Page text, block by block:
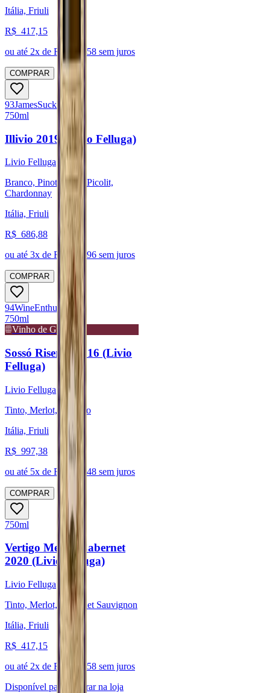
Itália, Friuli
R$ 417,15
ou até 2x de R$ 208,58 sem juros
COMPRAR
93JamesSuckling
750ml
Illivio 2019 (Livio Felluga)
Livio Felluga
Branco, Pinot Blanc, Picolit,
Chardonnay
Itália, Friuli
R$ 686,88
ou até 3x de R$ 228,96 sem juros
COMPRAR
94WineEnthusiast
750ml
Vinho de Guarda
Sossó Riserva 2016 (Livio
Felluga)
Livio Felluga
Tinto, Merlot, Refosco
Itália, Friuli
R$ 997,38
ou até 5x de R$ 199,48 sem juros
COMPRAR
750ml
Vertigo Merlot Cabernet
2020 (Livio Felluga)
Livio Felluga
Tinto, Merlot, Cabernet Sauvignon
Itália, Friuli
R$ 417,15
ou até 2x de R$ 208,58 sem juros
Disponível para:
Retirar na loja